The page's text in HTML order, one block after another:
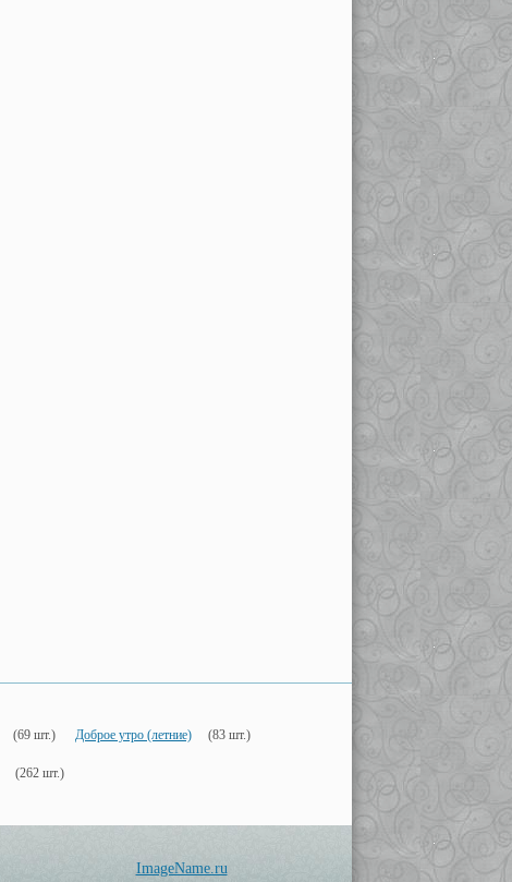
(69 шт.) Доброе утро (летние) (83 шт.)
(262 шт.)
ImageName.ru